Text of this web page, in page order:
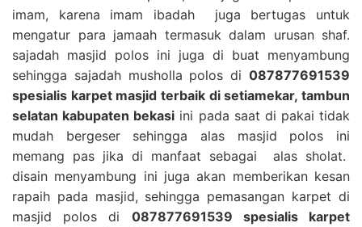
imam, karena imam ibadah juga bertugas untuk
mengatur para jamaah termasuk dalam urusan shaf.
sajadah masjid polos ini juga di buat menyambung
sehingga sajadah musholla polos di 087877691539
spesialis karpet masjid terbaik di setiamekar, tambun
selatan kabupaten bekasi ini pada saat di pakai tidak
mudah bergeser sehingga alas masjid polos ini
memang pas jika di manfaat sebagai alas sholat.
disain menyambung ini juga akan memberikan kesan
rapaih pada masjid, sehingga pemasangan karpet di
masjid polos di 087877691539 spesialis karpet